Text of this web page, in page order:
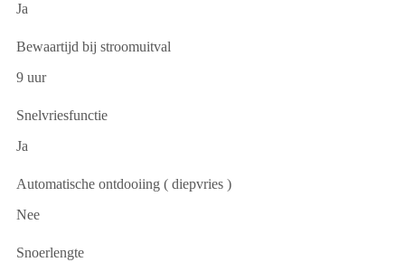
Ja
Bewaartijd bij stroomuitval
9 uur
Snelvriesfunctie
Ja
Automatische ontdooiing ( diepvries )
Nee
Snoerlengte